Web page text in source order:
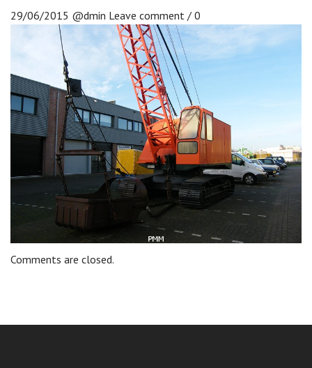
29/06/2015 @dmin Leave comment / 0
Comments are closed.